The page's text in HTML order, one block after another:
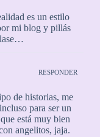
es un estilo
mi blog y pillás
RESPONDER
de historias, me
para ser un
está muy bien
angelitos, jaja.